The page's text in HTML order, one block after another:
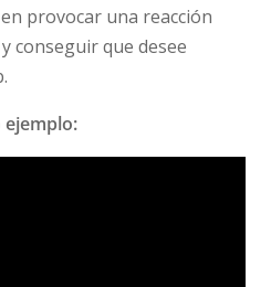
provocar una reacción
conseguir que desee
ejemplo: